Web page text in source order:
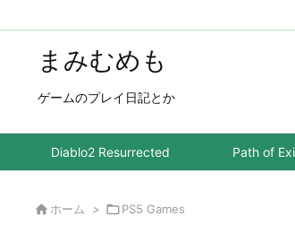
まみむめも
ゲームのプレイ日記とか
Diablo2 Resurrected Path of
 ホーム > PS5 Games